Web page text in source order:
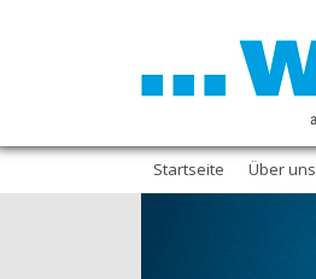
Startseite Über uns